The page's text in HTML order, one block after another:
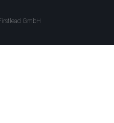
GmbH